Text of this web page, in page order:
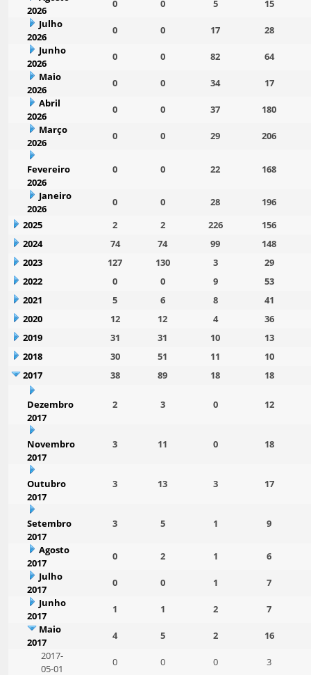
2026
0 0 5
15
Julho
2026
0 0 17
28
Junho
2026
0 0 82
64
Maio
2026
0 0 34
17
Abril
2026
0 0 37
180
Março
2026
0 0 29 206
Fevereiro
2026
0 0 22 168
Janeiro
2026
0 0 28
196
2025
2 2 226
156
2024
74 74 99
148
2023
127 130 3
29
2022
0 0 9
53
2021
5 6 8
41
2020
12 12 4
36
2019
31 31 10
13
2018
30 51 11
10
2017
38 89 18 18
Dezembro
2017
2 3 0 12
Novembro
2017
3 11 0 18
Outubro
2017
3 13 3 17
Setembro
2017
3 5 1 9
Agosto
2017
0 2 1
6
Julho
2017
0 0 1
7
Junho
2017
1 1 2
7
Maio
2017
4 5 2
16
2017-
05-01
0 0 0
3